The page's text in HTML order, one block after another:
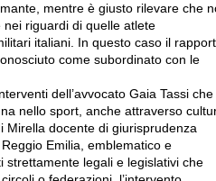
mentre è giusto rilevare che
riguardi di quelle atlete
italiani. In questo caso il
come subordinato con le
dell’avvocato Gaia Tassi che
nello sport, anche attraverso
Mirella docente di giurisprudenza
Emilia, emblematico e
strettamente legali e legislativi che